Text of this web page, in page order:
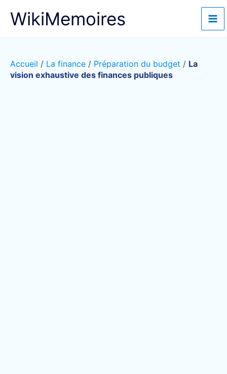
WikiMemoires
Accueil / La finance / Préparation du budget / La
vision exhaustive des finances publiques